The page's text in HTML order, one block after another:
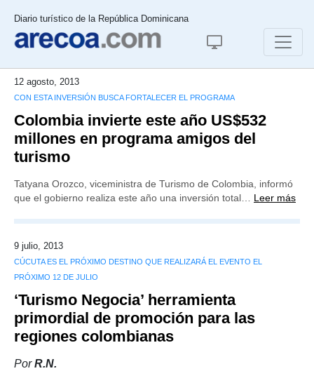
Diario turístico de la República Dominicana
12 agosto, 2013
CON ESTA INVERSIÓN BUSCA FORTALECER EL PROGRAMA
Colombia invierte este año US$532
millones en programa amigos del
turismo
Tatyana Orozco, viceministra de Turismo de Colombia, informó
que el gobierno realiza este año una inversión total… Leer más
9 julio, 2013
CÚCUTA ES EL PRÓXIMO DESTINO QUE REALIZARÁ EL EVENTO EL
PRÓXIMO 12 DE JULIO
‘Turismo Negocia’ herramienta
primordial de promoción para las
regiones colombianas
PorR.N.